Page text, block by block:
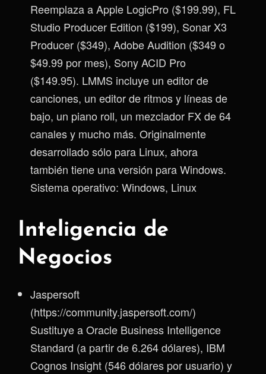
Reemplaza a Apple LogicPro ($199.99), FL
Studio Producer Edition ($199), Sonar X3
Producer ($349), Adobe Audition ($349 o
$49.99 por mes), Sony ACID Pro
($149.95). LMMS incluye un editor de
canciones, un editor de ritmos y líneas de
bajo, un piano roll, un mezclador FX de 64
canales y mucho más. Originalmente
desarrollado sólo para Linux, ahora
también tiene una versión para Windows.
Sistema operativo: Windows, Linux
Inteligencia de
Negocios
Jaspersoft
(https://community.jaspersoft.com/)
Sustituye a Oracle Business Intelligence
Standard (a partir de 6.264 dólares), IBM
Cognos Insight (546 dólares por usuario) y